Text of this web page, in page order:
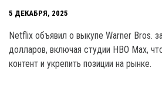
5 ДЕКАБРЯ, 2025
Netflix объявил о выкупе Warner Bros.
долларов, включая студии HBO Max,
контент и укрепить позиции на рынке.